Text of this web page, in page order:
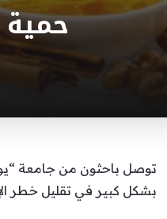
توصل باحثون من جامعة
بشكل كبير في تقليل خطر